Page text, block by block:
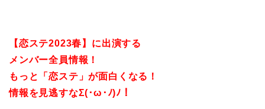
【恋ステ2023春】に出演する
メンバー全員情報！
もっと「恋ステ」が面白くなる！
情報を見逃すなΣ(･ω･ﾉ)ﾉ！